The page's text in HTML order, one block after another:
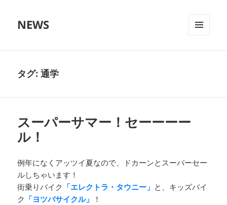
NEWS
タグ:通学
スーパーサマー！セーーーー
ル！
例年になくアッツイ夏なので、ドカーンとスーパーセー
ルしちゃいます！
街乗りバイク 「エレクトラ・タウニー」 と、キッズバイ
ク 「ヨツバサイクル」
！